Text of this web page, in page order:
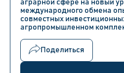
аграрной сфере на новый
международного обмена
совместных
агропромышленном
Поделиться